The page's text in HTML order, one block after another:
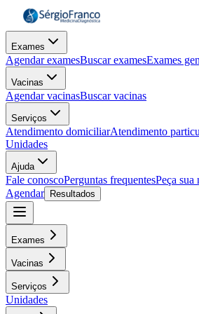
Exames
Agendar examesBuscar examesExames
Vacinas
Agendar vacinasBuscar vacinas
Serviços
Atendimento domiciliarAtendimento
Unidades
Ajuda
Fale conoscoPerguntas frequentesPeça sua
Agendar
Resultados
Exames
Vacinas
Serviços
Unidades